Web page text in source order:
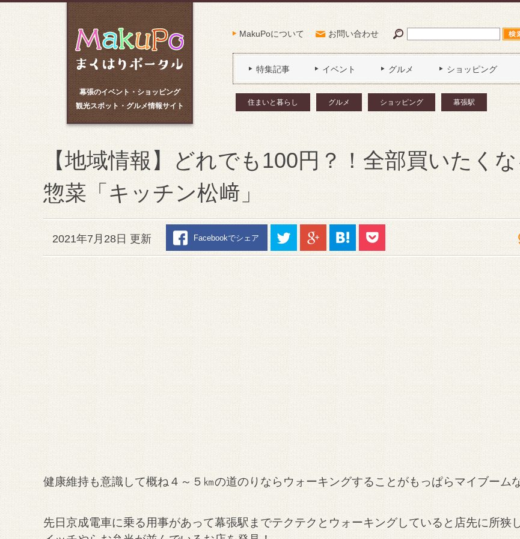
幕張のイベント・ショッピング
観光スポット・グルメ情報サイト
MakuPoについて お問い合わせ
特集記事 イベント グルメ ショッピング
住まいと暮らし グルメ ショッピング 幕張駅
【地域情報】どれでも100円？！全部買いたく
惣菜「キッチン松﨑」
2021年7月28日 更新 Facebookでシェア
健康維持も意識して概ね４～５㎞の道のりならウォーキングすることがもっぱらマイブーム
先日京成電車に乗る用事があって幕張駅までテクテクとウォーキングしていると 店先に所狭